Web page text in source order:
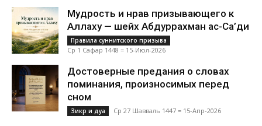
Мудрость и нрав призывающего к
Аллаху — шейх Абдуррахман ас-Са’ди
Правила суннитского призыва
Ср 1 Сафар 1448 = 15-Июл-2026
Достоверные предания о словах
поминания, произносимых перед
сном
Зикр и дуа Ср 27 Шавваль 1447 = 15-Апр-2026